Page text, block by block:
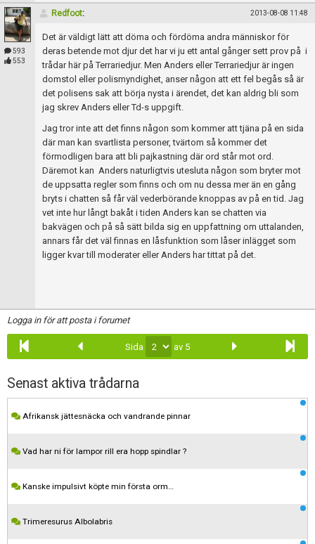
593
553
Redfoot: 2013-08-08 11:48
Det är väldigt lätt att döma och fördöma andra människor för
deras betende mot djur det har vi ju ett antal gånger sett prov på i
trådar här på Terrariedjur. Men Anders eller Terrariedjur är ingen
domstol eller polismyndighet, anser någon att ett fel begås så är
det polisens sak att börja nysta i ärendet, det kan aldrig bli som
jag skrev Anders eller Td-s uppgift.
Jag tror inte att det finns någon som kommer att tjäna på en sida
där man kan svartlista personer, tvärtom så kommer det
förmodligen bara att bli pajkastning där ord står mot ord.
Däremot kan Anders naturligtvis utesluta någon som bryter mot
de uppsatta regler som finns och om nu dessa mer än en gång
bryts i chatten så får väl vederbörande knoppas av på en tid. Jag
vet inte hur långt bakåt i tiden Anders kan se chatten via
bakvägen och på så sätt bilda sig en uppfattning om uttalanden,
annars får det väl finnas en låsfunktion som låser inlägget som
ligger kvar till moderater eller Anders har tittat på det.
Logga in för att posta i forumet
Sida av 5
Senast aktiva trådarna
Afrikansk jättesnäcka och vandrande pinnar
Vad har ni för lampor rill era hopp spindlar ?
Kanske impulsivt köpte min första orm…
Trimeresurus Albolabris